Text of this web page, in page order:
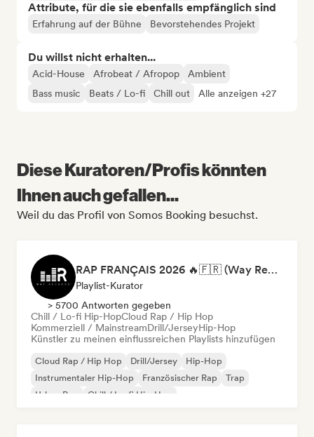
Attribute, für die sie ebenfalls empfänglich sind
Erfahrung auf der Bühne Bevorstehendes Projekt
Du willst nicht erhalten...
Acid-House Afrobeat / Afropop
Ambient
Bass music
Beats / Lo-fi Chill out Alle anzeigen +27
Diese Kuratoren/Profis könnten
Ihnen auch gefallen...
Weil du das Profil von Somos Booking besuchst.
RAP FRANÇAIS 2026 🔥🇫🇷 (Way Records)
Playlist-Kurator
> 5700 Antworten gegeben
Chill / Lo-fi Hip-HopCloud Rap / Hip Hop
Kommerziell / MainstreamDrill/JerseyHip-Hop
Künstler zu meinen einflussreichen Playlists hinzufügen
Cloud Rap / Hip Hop Drill/Jersey
Hip-Hop
Instrumentaler Hip-Hop
Französischer Rap
Trap
Urban Pop
Chill / Lo-fi Hip-Hop